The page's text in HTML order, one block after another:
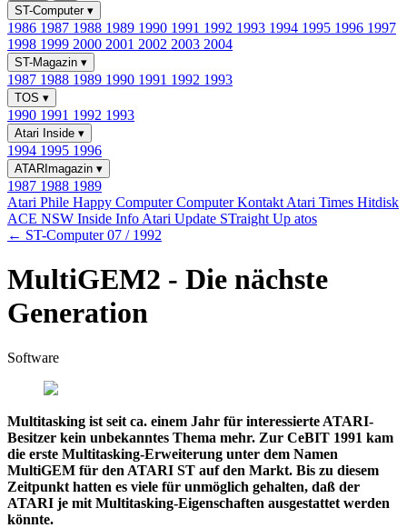
ST-Computer ▾
1986 1987 1988 1989 1990 1991 1992 1993 1994 1995 1996 1997
1998 1999 2000 2001 2002 2003 2004
ST-Magazin ▾
1987 1988 1989 1990 1991 1992 1993
TOS ▾
1990 1991 1992 1993
Atari Inside ▾
1994 1995 1996
ATARImagazin ▾
1987 1988 1989
Atari Phile Happy ComputerComputer Kontakt Atari Times Hitdisk
ACE NSW Inside Info Atari Update STraight Up atos
← ST-Computer 07 / 1992
MultiGEM2 - Die nächste
Generation
Software
Multitasking ist seit ca. einem Jahr für interessierte ATARI-
Besitzer kein unbekanntes Thema mehr. Zur CeBIT 1991 kam
die erste Multitasking-Erweiterung unter dem Namen
MultiGEM für den ATARI ST auf den Markt. Bis zu diesem
Zeitpunkt hatten es viele für unmöglich gehalten, daß der
ATARI je mit Multitasking-Eigenschaften ausgestattet werden
könnte.